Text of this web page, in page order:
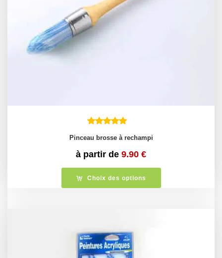
Pinceau brosse à rechampi
à partir de 9.90 €
Choix des options